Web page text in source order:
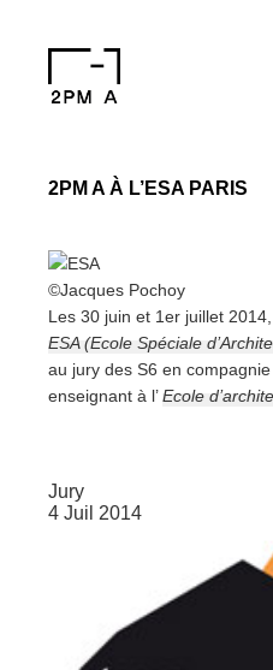
2PM A À L’ESA PARIS
©Jacques Pochoy
Les 30 juin et 1er juillet
ESA (Ecole Spéciale
au jury des S6 en
enseignant à l’Ecole
Jury
4 Juil 2014